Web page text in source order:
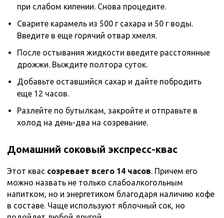
при слабом кипении. Снова процедите.
Сварите карамель из 500 г сахара и 50 г воды.
Введите в еще горячий отвар хмеля.
После остывания жидкости введите расстоянные
дрожжи. Выждите полтора суток.
Добавьте оставшийся сахар и дайте побродить
еще 12 часов.
Разлейте по бутылкам, закройте и отправьте в
холод на день-два на созревание.
Домашний соковый экспресс-квас
Этот квас созревает всего 14 часов. Причем его
можно назвать не только слабоалкогольным
напитком, но и энергетиком благодаря наличию кофе
в составе. Чаще используют яблочный сок, но